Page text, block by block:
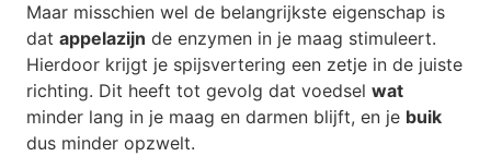
Maar misschien wel de belangrijkste eigenschap is
dat appelazijn de enzymen in je maag stimuleert.
Hierdoor krijgt je spijsvertering een zetje in de juiste
richting. Dit heeft tot gevolg dat voedsel wat
minder lang in je maag en darmen blijft, en je buik
dus minder opzwelt.